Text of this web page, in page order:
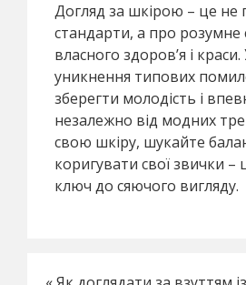
Догляд за шкірою – це не
стандарти, а про розумне
власного здоров’я і
уникнення типових
зберегти молодість і
незалежно від модних
свою шкіру, шукайте
коригувати свої звички
ключ до сяючого вигляду.